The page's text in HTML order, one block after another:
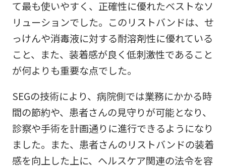
て最も使いやすく、正確性に優れたベストなソ
リューションでした。このリストバンドは、せ
っけんや消毒液に対する耐溶剤性に優れている
こと、また、装着感が良く低刺激性であること
が何よりも重要な点でした。
SEGの技術により、病院側では業務にかかる時
間の節約や、患者さんの見守りが可能となり、
診察や手術を計画通りに進行できるようになり
ました。また、患者さんのリストバンドの装着
感を向上した上に、ヘルスケア関連の法令を容